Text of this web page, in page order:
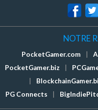
NOTRE
PocketGamer.com
PocketGamer.biz
PG Connects